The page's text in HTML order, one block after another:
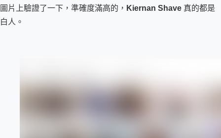
圖片上驗證了一下，準確度滿高的， Kiernan Shave 真的都是
白人。